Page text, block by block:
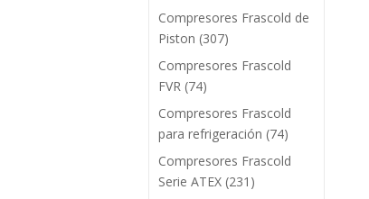
Compresores Frascold de
Piston (307)
Compresores Frascold
FVR (74)
Compresores Frascold
para refrigeración (74)
Compresores Frascold
Serie ATEX (231)